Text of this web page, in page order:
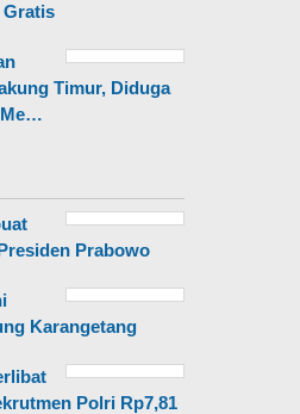
Gratis
Timur, Diduga
Me…
Prabowo
Karangetang
Polri Rp7,81